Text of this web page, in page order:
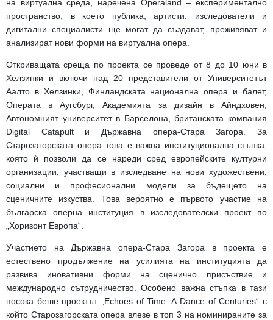
на виртуална среда, наречена Operaland – експериментално
пространство, в което публика, артисти, изследователи и
дигитални специалисти ще могат да създават, преживяват и
анализират нови форми на виртуална опера.
Откриващата среща по проекта се проведе от 8 до 10 юни в
Хелзинки и включи над 20 представители от Университетът
Аалто в Хелзинки, Финландската национална опера и балет,
Операта в Аугсбург, Академията за дизайн в Айндховен,
Автономният университет в Барселона, британската компания
Digital Catapult и Държавна опера-Стара Загора. За
Старозагорската опера това е важна институционална стъпка,
която ѝ позволи да се нареди сред европейските културни
организации, участващи в изследване на нови художествени,
социални и професионални модели за бъдещето на
сценичните изкуства. Това вероятно е първото участие на
българска оперна институция в изследователски проект по
„Хоризонт Европа“.
Участието на Държавна опера-Стара Загора в проекта е
естествено продължение на усилията на институцията да
развива иновативни форми на сценично присъствие и
международно сътрудничество. Особено важна стъпка в тази
посока беше проектът „Echoes of Time: A Dance of Centuries“ с
който Старозагорската опера влезе в топ 3 на номинираните за